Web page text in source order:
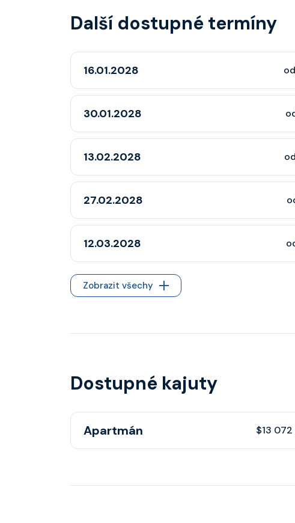
Další dostupné termíny
16.01.2028
30.01.2028
13.02.2028
27.02.2028
12.03.2028
Zobrazit všechy
Dostupné kajuty
Apartmán $13
kategorie, fén, soukromou koupelnu se sprchou,